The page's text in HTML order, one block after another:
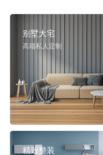
别墅大宅
高端私人定制
精致整装